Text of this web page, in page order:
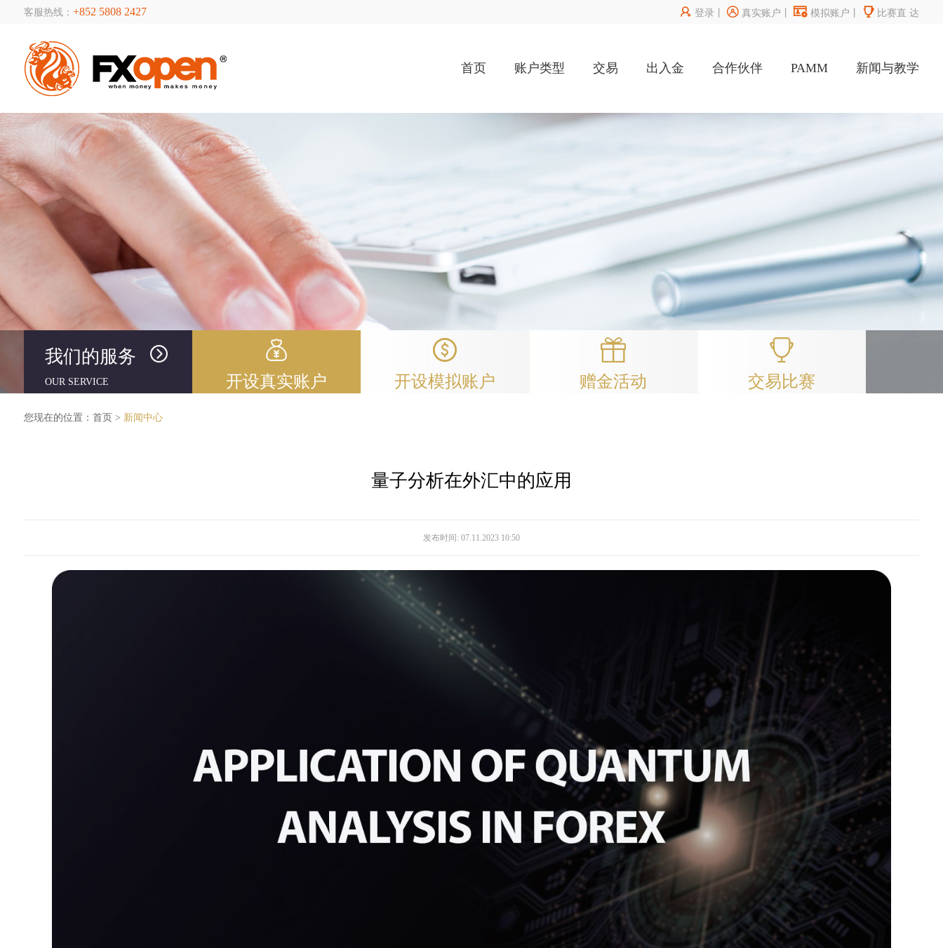
客服热线： +852 5808 2427  登录 丨 真实账户  模拟账户  比赛直 达
首页 账户类型 交易 出入金 合作伙伴 PAMM 新闻与教学
我们的服务
OUR SERVICE 开设真实账户 开设模拟账户 赠金活动 交易比赛
您现在的位置： 首页 > 新闻中心
量子分析在外汇中的应用
发布时间: 07.11.2023 10:50